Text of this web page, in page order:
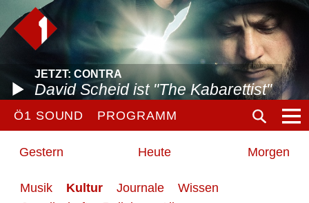
JETZT: CONTRA
David Scheid ist "The Kabarettist"
Ö1 SOUND PROGRAMM
Gestern Heute Morgen
Musik Kultur Journale
Wissen